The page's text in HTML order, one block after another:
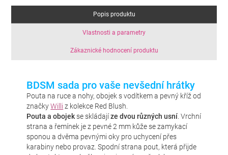
Popis produktu
Vlastnosti a parametry
Zákaznické hodnocení produktu
BDSM sada pro vaše nevšední hrátky
Pouta na ruce a nohy, obojek s vodítkem a pevný kříž od
značkyWilli z kolekce Red Blush.
Pouta a obojekse skládajíze dvou různých usní. Vrchní
strana a řemínek je z pevné 2 mm kůže se zamykací
sponou a dvěma pevnými oky pro uchycení přes
karabiny nebo provaz. Spodní strana pout, která přijde